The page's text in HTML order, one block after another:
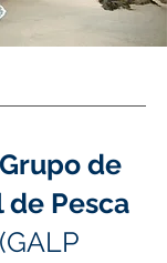
de
Pesca
(GALP